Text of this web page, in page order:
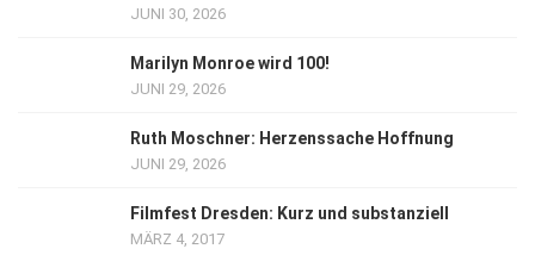
JUNI 30, 2026
Marilyn Monroe wird 100!
JUNI 29, 2026
Ruth Moschner: Herzenssache Hoffnung
JUNI 29, 2026
Filmfest Dresden: Kurz und substanziell
MÄRZ 4, 2017